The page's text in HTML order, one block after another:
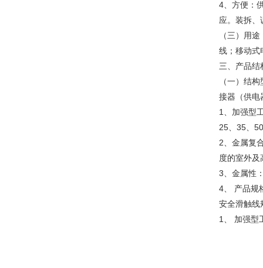
4、方便：
应。装拆、
（三）用
线；移动式
三、 产品结
（一）结
接器（供电
1、加强型
25、35、
2、金属复
度的室外及
3、金属性
4、 产品规
安全滑触线
1、 加强型